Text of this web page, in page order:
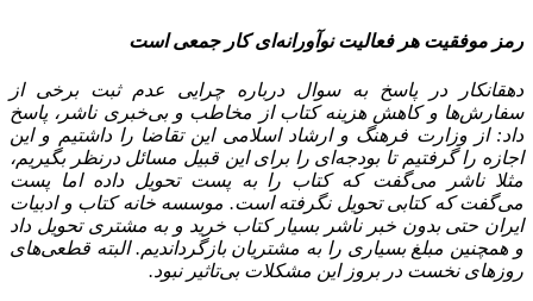
رمز موفقیت هر فعالیت نوآورانه‌ای کار جمعی است
دهقانکار در پاسخ به سوال درباره چرایی عدم ثبت برخی از
سفارش‌ها و کاهش هزینه کتاب از مخاطب و بی‌خبری ناشر، پاسخ
داد: از وزارت فرهنگ و ارشاد اسلامی این تقاضا را داشتیم و این
اجازه را گرفتیم تا بودجه‌ای را برای این قبیل مسائل درنظر بگیریم،
مثلا ناشر می‌گفت که کتاب را به پست تحویل داده اما پست
می‌گفت که کتابی تحویل نگرفته است. موسسه خانه کتاب و ادبیات
ایران حتی بدون خبر ناشر بسیار کتاب خرید و به مشتری تحویل داد
و همچنین مبلغ بسیاری را به مشتریان بازگرداندیم. البته قطعی‌های
روزهای نخست در بروز این مشکلات بی‌تاثیر نبود.